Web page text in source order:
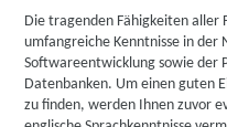
Die tragenden Fähigkeiten aller
umfangreiche Kenntnisse in der
Softwareentwicklung sowie der
Datenbanken. Um einen guten
zu finden, werden Ihnen zuvor